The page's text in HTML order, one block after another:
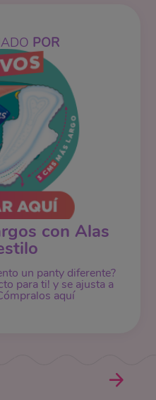
POR
con Alas
un panty diferente?
para ti! y se ajusta a
aquí